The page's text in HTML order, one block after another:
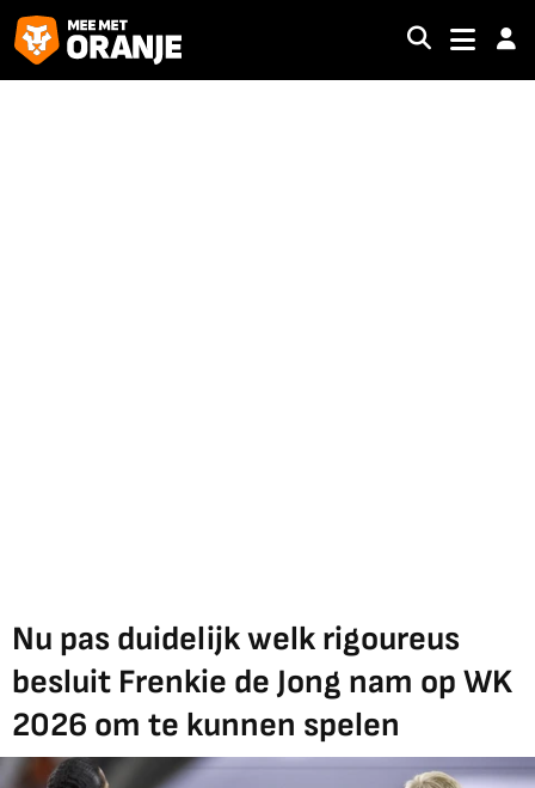
Nu pas duidelijk welk rigoureus
besluit Frenkie de Jong nam op WK
2026 om te kunnen spelen